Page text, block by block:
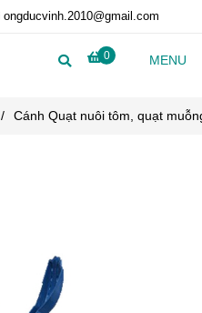
ongducvinh.2010@gmail.com
0 MENU
/ Cánh Quạt nuôi tôm, quạt